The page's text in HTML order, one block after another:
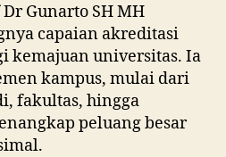
Gunarto SH MH
capaian akreditasi
kemajuan universitas. Ia
kampus, mulai dari
fakultas, hingga
peluang besar